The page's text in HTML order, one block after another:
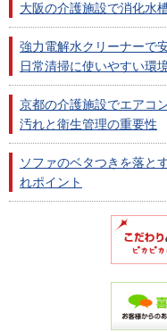
大阪の介護施設で消化水
強力電解水クリーナーで
日常清掃に使いやすい環
京都の介護施設でエアコ
汚れと衛生管理の重要性
ソファのベタつきを落と
れポイント